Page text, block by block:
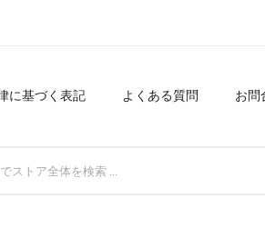
に基づく表記 よくある質問 お問